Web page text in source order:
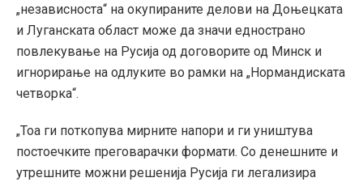
„независноста“ на окупираните делови на Доњецката
и Луганската област може да значи еднострано
повлекување на Русија од договорите од Минск и
игнорирање на одлуките во рамки на „Нормандиската
четворка“.
„Тоа ги поткопува мирните напори и ги уништува
постоечките преговарачки формати. Со денешните и
утрешните можни решенија Русија ги легализира